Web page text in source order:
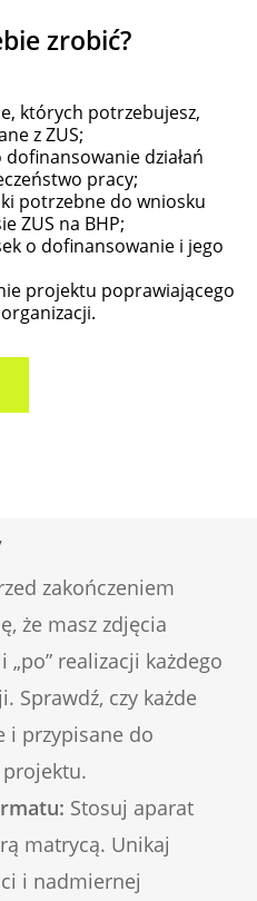
zrobić?
których potrzebujesz,
z ZUS;
działań
pracy;
potrzebne do wniosku
ZUS na BHP;
o dofinansowanie i jego
projektu poprawiającego
zakończeniem
że masz zdjęcia
„po” realizacji każdego
Sprawdź, czy każde
i przypisane do
Stosuj aparat
matrycą. Unikaj
i nadmiernej